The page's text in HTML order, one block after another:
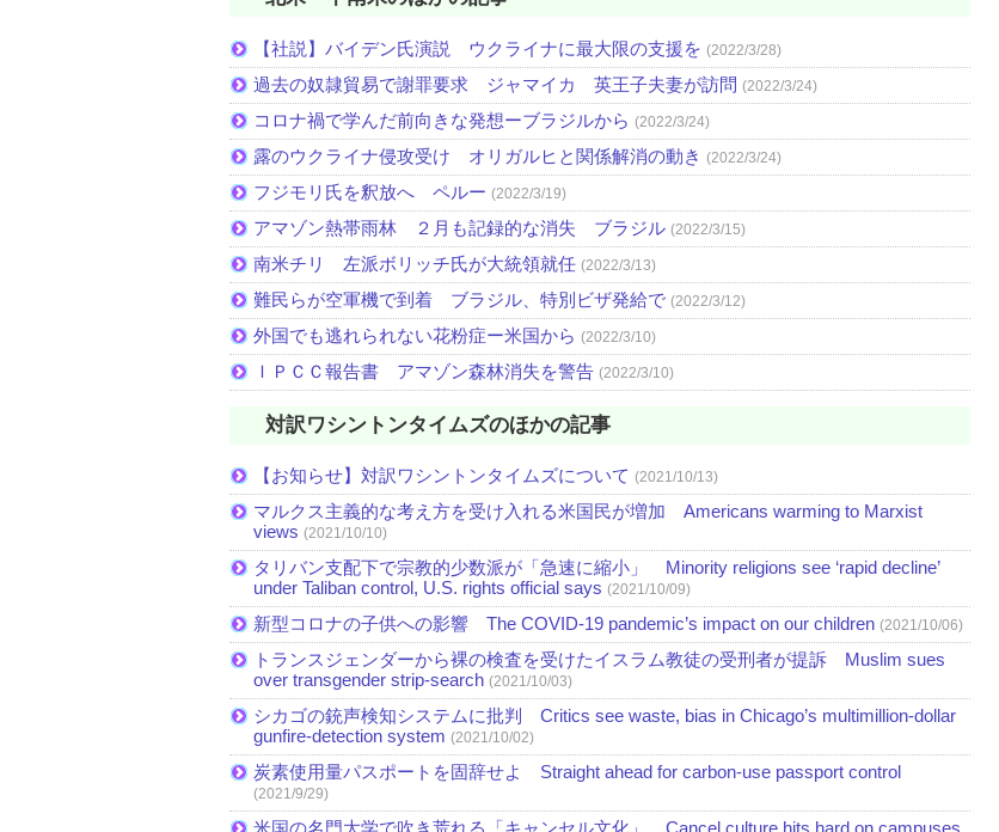
【社説】バイデン氏演説 ウクライナに最大限の支援を (2022/3/28)
過去の奴隷貿易で謝罪要求 ジャマイカ 英王子夫妻が訪問 (2022/3/24)
コロナ禍で学んだ前向きな発想ーブラジルから (2022/3/24)
露のウクライナ侵攻受け オリガルヒと関係解消の動き (2022/3/24)
フジモリ氏を釈放へ ペルー (2022/3/19)
アマゾン熱帯雨林 ２月も記録的な消失 ブラジル (2022/3/15)
南米チリ 左派ボリッチ氏が大統領就任 (2022/3/13)
難民らが空軍機で到着 ブラジル、特別ビザ発給で (2022/3/12)
外国でも逃れられない花粉症ー米国から (2022/3/10)
ＩＰＣＣ報告書 アマゾン森林消失を警告 (2022/3/10)
対訳ワシントンタイムズのほかの記事
【お知らせ】対訳ワシントンタイムズについて (2021/10/13)
マルクス主義的な考え方を受け入れる米国民が増加 Americans warming to Marxist
views (2021/10/10)
タリバン支配下で宗教的少数派が「急速に縮小」 Minority religions see ‘rapid decline’
under Taliban control, U.S. rights official says (2021/10/09)
新型コロナの子供への影響 The COVID-19 pandemic’s impact on our children (2021/10/06)
トランスジェンダーから裸の検査を受けたイスラム教徒の受刑者が提訴 Muslim sues
over transgender strip-search (2021/10/03)
シカゴの銃声検知システムに批判 Critics see waste, bias in Chicago’s multimillion-dollar
gunfire-detection system (2021/10/02)
炭素使用量パスポートを固辞せよ Straight ahead for carbon-use passport control
(2021/9/29)